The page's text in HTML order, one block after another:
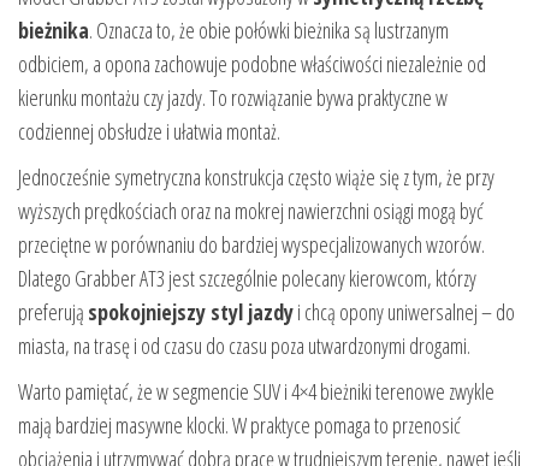
bieżnika. Oznacza to, że obie połówki bieżnika są lustrzanym
odbiciem, a opona zachowuje podobne właściwości niezależnie od
kierunku montażu czy jazdy. To rozwiązanie bywa praktyczne w
codziennej obsłudze i ułatwia montaż.
Jednocześnie symetryczna konstrukcja często wiąże się z tym, że przy
wyższych prędkościach oraz na mokrej nawierzchni osiągi mogą być
przeciętne w porównaniu do bardziej wyspecjalizowanych wzorów.
Dlatego Grabber AT3 jest szczególnie polecany kierowcom, którzy
preferują spokojniejszy styl jazdyi chcą opony uniwersalnej – do
miasta, na trasę i od czasu do czasu poza utwardzonymi drogami.
Warto pamiętać, że w segmencie SUV i 4×4 bieżniki terenowe zwykle
mają bardziej masywne klocki. W praktyce pomaga to przenosić
obciążenia i utrzymywać dobrą pracę w trudniejszym terenie, nawet jeśli